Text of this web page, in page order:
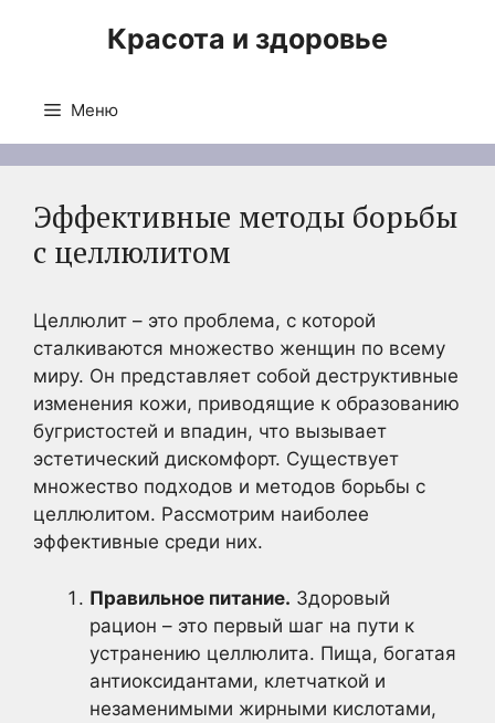
Красота и здоровье
Меню
Эффективные методы борьбы
с целлюлитом
Целлюлит – это проблема, с которой
сталкиваются множество женщин по всему
миру. Он представляет собой деструктивные
изменения кожи, приводящие к образованию
бугристостей и впадин, что вызывает
эстетический дискомфорт. Существует
множество подходов и методов борьбы с
целлюлитом. Рассмотрим наиболее
эффективные среди них.
Правильное питание. Здоровый
рацион – это первый шаг на пути к
устранению целлюлита. Пища, богатая
антиоксидантами, клетчаткой и
незаменимыми жирными кислотами,